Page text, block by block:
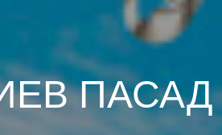
ПАСАД